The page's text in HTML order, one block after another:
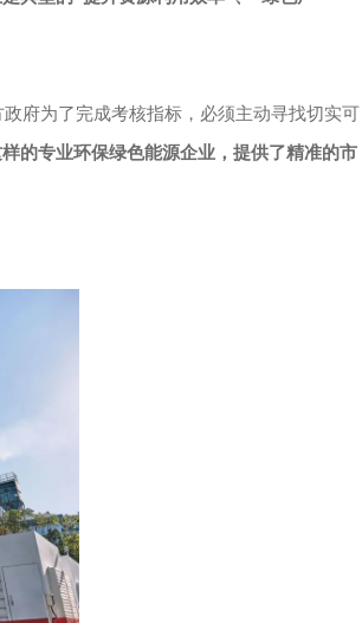
府为了完成考核指标，必须主动寻找切实可
的专业环保绿色能源企业，提供了精准的市